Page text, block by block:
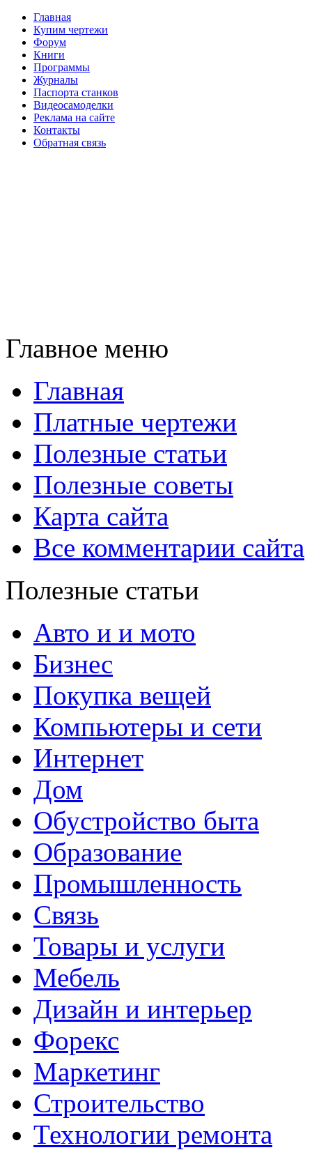
Главная
Купим чертежи
Форум
Книги
Программы
Журналы
Паспорта станков
Видеосамоделки
Реклама на сайте
Контакты
Обратная связь
Главное меню
Главная
Платные чертежи
Полезные статьи
Полезные советы
Карта сайта
Все комментарии сайта
Полезные статьи
Авто и и мото
Бизнес
Покупка вещей
Компьютеры и сети
Интернет
Дом
Обустройство быта
Образование
Промышленность
Связь
Товары и услуги
Мебель
Дизайн и интерьер
Форекс
Маркетинг
Строительство
Технологии ремонта